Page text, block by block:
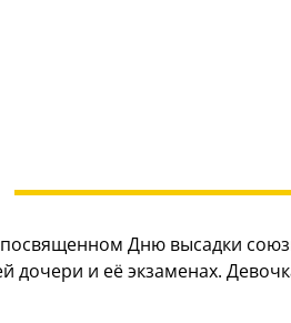
Дню высадки
дочери и её экзаменах.